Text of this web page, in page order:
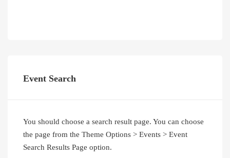
Event Search
You should choose a search result page. You can choose
the page from the Theme Options > Events > Event
Search Results Page option.